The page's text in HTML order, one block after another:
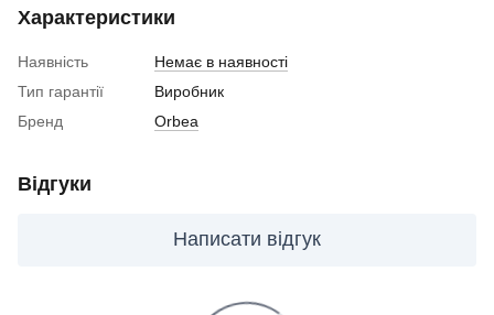
Характеристики
Наявність
Немає в наявності
Тип гарантії
Виробник
Бренд
Orbea
Відгуки
Написати відгук